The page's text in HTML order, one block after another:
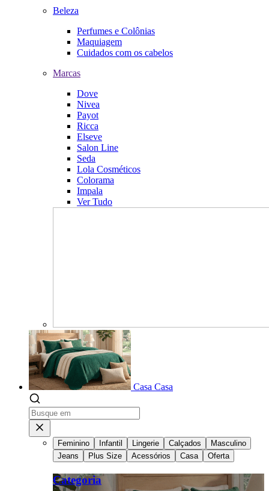
Beleza
Perfumes e Colônias
Maquiagem
Cuidados com os cabelos
Marcas
Dove
Nivea
Payot
Ricca
Elseve
Salon Line
Seda
Lola Cosméticos
Colorama
Impala
Ver Tudo
Casa Casa
Feminino Infantil Lingerie Calçados
Masculino
Jeans
Plus Size Acessórios Casa Oferta
Categoria